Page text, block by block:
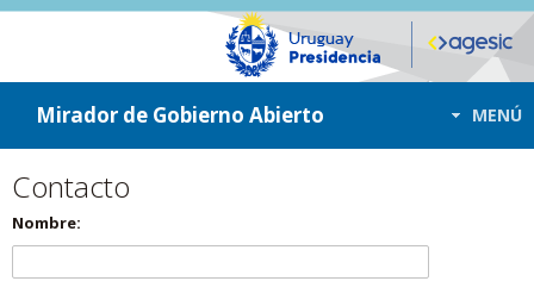
ir a contenido
ir al menú
Mirador de Gobierno Abierto MENÚ
Contacto
Nombre: